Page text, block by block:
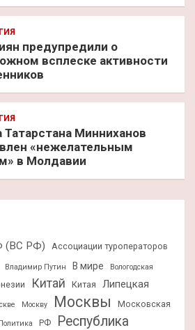
предупредили о
всплеске активности
Татарстана Минниханов
«нежелательным
в Молдавии
(ВС РФ)
Ассоциации туроператоров
Владимир Путин В мире
Вологодская
Китай Китая
Липецкая
Москву Москвы
Московская
РФ
Республика